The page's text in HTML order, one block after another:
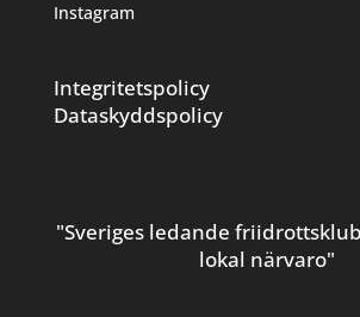
Instagram
Integritetspolicy
Dataskyddspolicy
"Sveriges ledande
lokal närvaro"